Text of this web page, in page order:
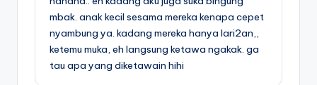
mbak. anak kecil sesama mereka kenapa cepet
nyambung ya. kadang mereka hanya lari2an,,
ketemu muka, eh langsung ketawa ngakak. ga
tau apa yang diketawain hihi